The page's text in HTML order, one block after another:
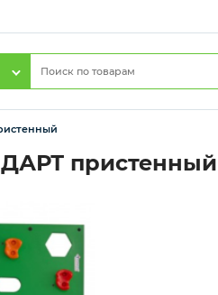
пристенный